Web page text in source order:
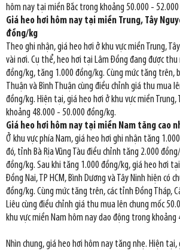
hôm nay tại miền Bắc trong khoảng 50.000 -
Giá heo hơi hôm nay tại miền Trung, Tây
đồng/kg
Theo ghi nhận, giá heo hơi ở khu vực miền Trung,
vài nơi. Cụ thể, heo hơi tại Lâm Đồng đang được thu
đồng/kg, tăng 1.000 đồng/kg. Cùng mức tăng trên,
Thuận và Bình Thuận cùng điều chỉnh giá thu mua
đồng/kg. Hiện tại, giá heo hơi ở khu vực miền Trung,
khoảng 48.000 - 50.000 đồng/kg.
Giá heo hơi hôm nay tại miền Nam tăng cao
Ở khu vực phía Nam, giá heo hơi ghi nhận tăng
đó, tỉnh Bà Rịa Vũng Tàu điều chỉnh tăng 2.000
đồng/kg. Sau khi tăng 1.000 đồng/kg, giá heo hơi
Đồng Nai, TP HCM, Bình Dương và Tây Ninh hiện có
đồng/kg. Cùng mức tăng trên, các tỉnh Đồng Tháp,
Liêu cùng điều chỉnh giá thu mua lên chung mốc
khu vực miền Nam hôm nay dao động trong
Nhìn chung, giá heo hơi hôm nay tăng nhẹ. Hiện